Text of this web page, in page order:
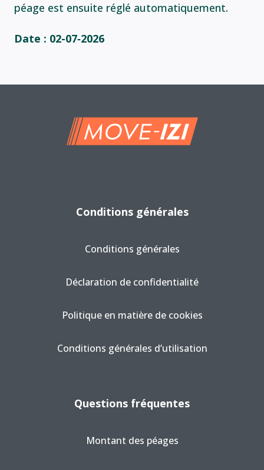
péage est ensuite réglé automatiquement.
Date : 02-07‑2026
Conditions générales
Conditions générales
Déclaration de confidentialité
Politique en matière de cookies
Conditions générales d’utilisation
Questions fréquentes
Montant des péages